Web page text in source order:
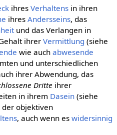
ihres Verhaltensin ihren
ihres Andersseins, das
und das Verlangen in
ihrer Vermittlung (siehe
wie auch abwesende
und unterschiedlichen
ihrer Abwendung, das
Dritte ihrer
in ihrem Dasein(siehe
der objektiven
, auch wenn es widersinnig